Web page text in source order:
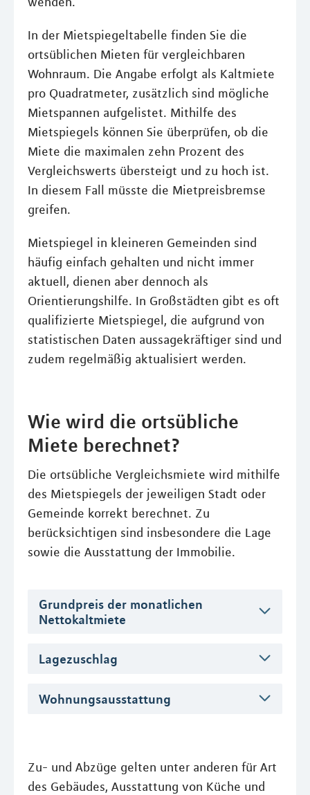
In der Mietspiegeltabelle finden Sie die
ortsüblichen Mieten für vergleichbaren
Wohnraum. Die Angabe erfolgt als Kaltmiete
pro Quadratmeter, zusätzlich sind mögliche
Mietspannen aufgelistet. Mithilfe des
Mietspiegels können Sie überprüfen, ob die
Miete die maximalen zehn Prozent des
Vergleichswerts übersteigt und zu hoch ist.
In diesem Fall müsste die Mietpreisbremse
greifen.
Mietspiegel in kleineren Gemeinden sind
häufig einfach gehalten und nicht immer
aktuell, dienen aber dennoch als
Orientierungshilfe. In Großstädten gibt es oft
qualifizierte Mietspiegel, die aufgrund von
statistischen Daten aussagekräftiger sind und
zudem regelmäßig aktualisiert werden.
Wie wird die ortsübliche
Miete berechnet?
Die ortsübliche Vergleichsmiete wird mithilfe
des Mietspiegels der jeweiligen Stadt oder
Gemeinde korrekt berechnet. Zu
berücksichtigen sind insbesondere die Lage
sowie die Ausstattung der Immobilie.
Grundpreis der monatlichen
Nettokaltmiete
Lagezuschlag
Wohnungsausstattung
Zu- und Abzüge gelten unter anderen für Art
des Gebäudes, Ausstattung von Küche und